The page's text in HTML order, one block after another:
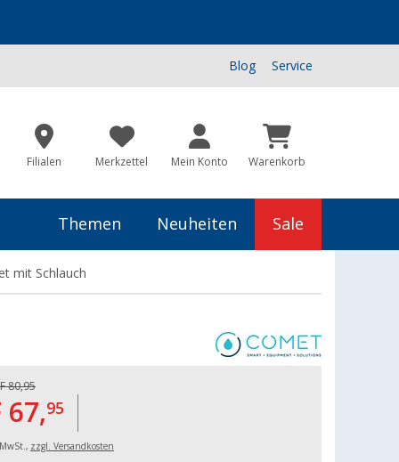
Blog Service
Filialen Merkzettel Mein Konto Warenkorb
Themen Neuheiten Sale
mit Schlauch
80,95
67,95
zzgl. Versandkosten